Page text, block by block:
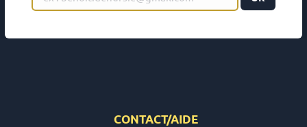
CONTACT/AIDE